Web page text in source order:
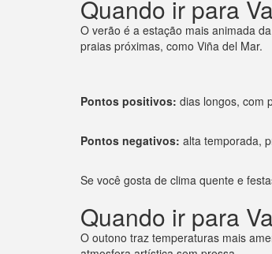
Quando ir para
O verão é a estação mais animada
praias próximas, como Viña del Mar.
Pontos positivos: dias longos, com
Pontos negativos: alta temporada,
Se você gosta de clima quente e
Quando ir para
O outono traz temperaturas mais